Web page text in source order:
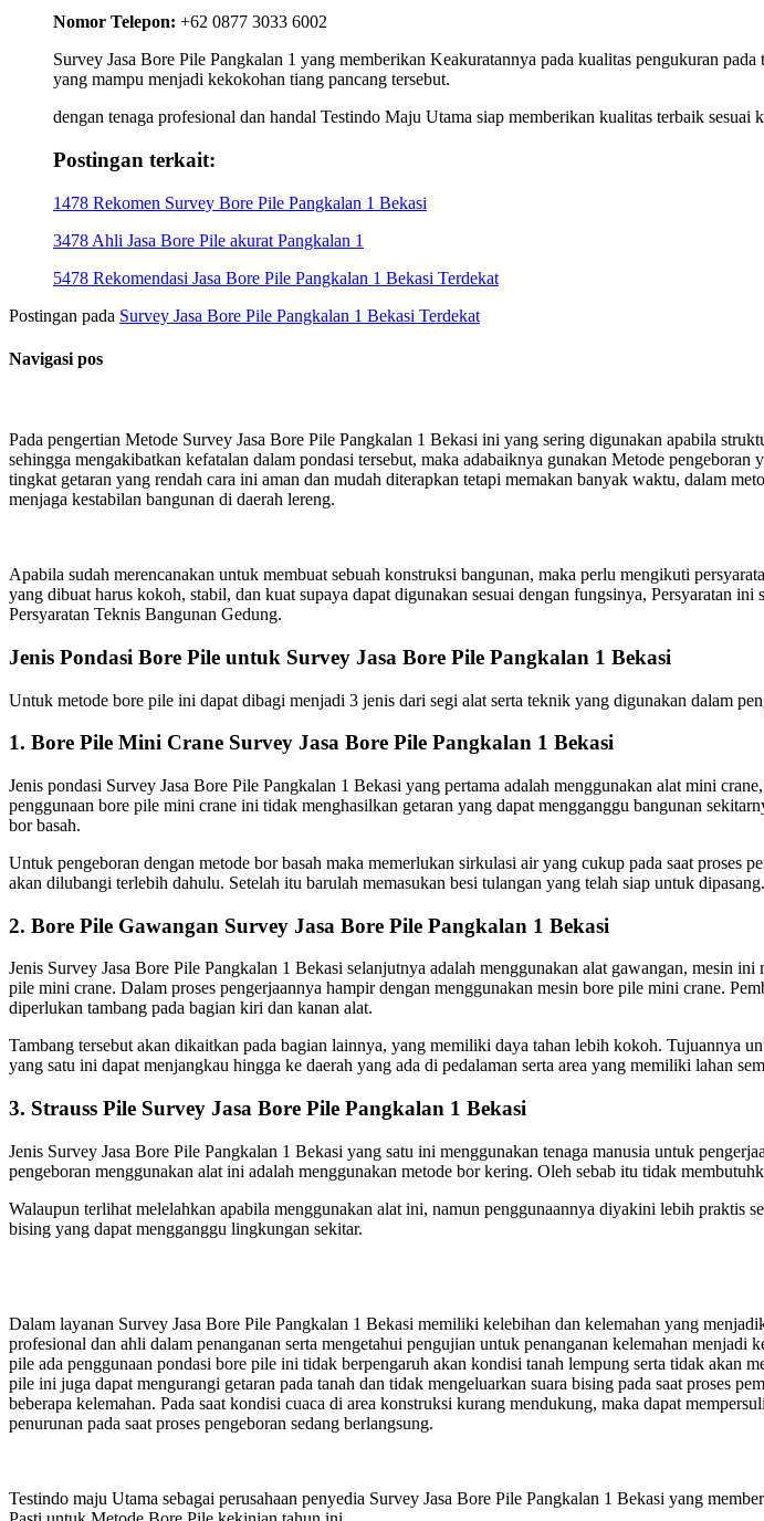
Nomor Telepon: +62 0877 3033 6002
Survey Jasa Bore Pile Pangkalan 1 yang memberikan Keakuratannya pada kualitas pengukuran
yang mampu menjadi kekokohan tiang pancang tersebut.
dengan tenaga profesional dan handal Testindo Maju Utama siap memberikan kualitas terbaik sesuai
Postingan terkait:
1478 Rekomen Survey Bore Pile Pangkalan 1 Bekasi
3478 Ahli Jasa Bore Pile akurat Pangkalan 1
5478 Rekomendasi Jasa Bore Pile Pangkalan 1 Bekasi Terdekat
Postingan pada Survey Jasa Bore Pile Pangkalan 1 Bekasi Terdekat
Navigasi pos
Pada pengertian Metode Survey Jasa Bore Pile Pangkalan 1 Bekasi ini yang sering digunakan apabila
sehingga mengakibatkan kefatalan dalam pondasi tersebut, maka adabaiknya gunakan Metode
tingkat getaran yang rendah cara ini aman dan mudah diterapkan tetapi memakan banyak waktu, dalam
menjaga kestabilan bangunan di daerah lereng.
Apabila sudah merencanakan untuk membuat sebuah konstruksi bangunan, maka perlu mengikuti
yang dibuat harus kokoh, stabil, dan kuat supaya dapat digunakan sesuai dengan fungsinya, Persyaratan
Persyaratan Teknis Bangunan Gedung.
Jenis Pondasi Bore Pile untuk Survey Jasa Bore Pile Pangkalan 1 Bekasi
Untuk metode bore pile ini dapat dibagi menjadi 3 jenis dari segi alat serta teknik yang digunakan dalam
1. Bore Pile Mini Crane Survey Jasa Bore Pile Pangkalan 1 Bekasi
Jenis pondasi Survey Jasa Bore Pile Pangkalan 1 Bekasi yang pertama adalah menggunakan alat mini
penggunaan bore pile mini crane ini tidak menghasilkan getaran yang dapat mengganggu bangunan
bor basah.
Untuk pengeboran dengan metode bor basah maka memerlukan sirkulasi air yang cukup pada saat proses
akan dilubangi terlebih dahulu. Setelah itu barulah memasukan besi tulangan yang telah siap untuk
2. Bore Pile Gawangan Survey Jasa Bore Pile Pangkalan 1 Bekasi
Jenis Survey Jasa Bore Pile Pangkalan 1 Bekasi selanjutnya adalah menggunakan alat gawangan, mesin
pile mini crane. Dalam proses pengerjaannya hampir dengan menggunakan mesin bore pile mini crane.
diperlukan tambang pada bagian kiri dan kanan alat.
Tambang tersebut akan dikaitkan pada bagian lainnya, yang memiliki daya tahan lebih kokoh. Tujuannya
yang satu ini dapat menjangkau hingga ke daerah yang ada di pedalaman serta area yang memiliki lahan
3. Strauss Pile Survey Jasa Bore Pile Pangkalan 1 Bekasi
Jenis Survey Jasa Bore Pile Pangkalan 1 Bekasi yang satu ini menggunakan tenaga manusia untuk
pengeboran menggunakan alat ini adalah menggunakan metode bor kering. Oleh sebab itu tidak
Walaupun terlihat melelahkan apabila menggunakan alat ini, namun penggunaannya diyakini lebih praktis
bising yang dapat mengganggu lingkungan sekitar.
Dalam layanan Survey Jasa Bore Pile Pangkalan 1 Bekasi memiliki kelebihan dan kelemahan yang
profesional dan ahli dalam penanganan serta mengetahui pengujian untuk penanganan kelemahan
pile ada penggunaan pondasi bore pile ini tidak berpengaruh akan kondisi tanah lempung serta tidak
pile ini juga dapat mengurangi getaran pada tanah dan tidak mengeluarkan suara bising pada saat proses
beberapa kelemahan. Pada saat kondisi cuaca di area konstruksi kurang mendukung, maka dapat
penurunan pada saat proses pengeboran sedang berlangsung.
Testindo maju Utama sebagai perusahaan penyedia Survey Jasa Bore Pile Pangkalan 1 Bekasi yang